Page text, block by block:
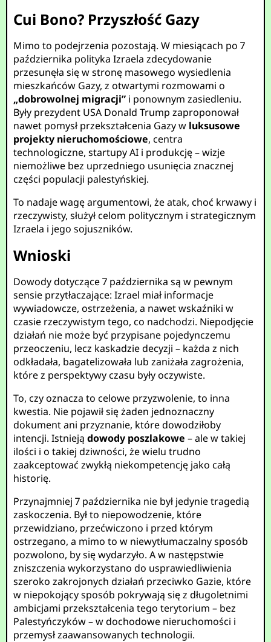
Cui Bono? Przyszłość Gazy
Mimo to podejrzenia pozostają. W miesiącach po 7
października polityka Izraela zdecydowanie
przesunęła się w stronę masowego wysiedlenia
mieszkańców Gazy, z otwartymi rozmowami o
„dobrowolnej migracji” i ponownym zasiedleniu.
Były prezydent USA Donald Trump zaproponował
nawet pomysł przekształcenia Gazy w luksusowe
projekty nieruchomościowe, centra
technologiczne, startupy AI i produkcję – wizje
niemożliwe bez uprzedniego usunięcia znacznej
części populacji palestyńskiej.
To nadaje wagę argumentowi, że atak, choć krwawy i
rzeczywisty, służył celom politycznym i strategicznym
Izraela i jego sojuszników.
Wnioski
Dowody dotyczące 7 października są w pewnym
sensie przytłaczające: Izrael miał informacje
wywiadowcze, ostrzeżenia, a nawet wskaźniki w
czasie rzeczywistym tego, co nadchodzi. Niepodjęcie
działań nie może być przypisane pojedynczemu
przeoczeniu, lecz kaskadzie decyzji – każda z nich
odkładała, bagatelizowała lub zaniżała zagrożenia,
które z perspektywy czasu były oczywiste.
To, czy oznacza to celowe przyzwolenie, to inna
kwestia. Nie pojawił się żaden jednoznaczny
dokument ani przyznanie, które dowodziłoby
intencji. Istniejądowody poszlakowe – ale w takiej
ilości i o takiej dziwności, że wielu trudno
zaakceptować zwykłą niekompetencję jako całą
historię.
Przynajmniej 7 października nie był jedynie tragedią
zaskoczenia. Był to niepowodzenie, które
przewidziano, przećwiczono i przed którym
ostrzegano, a mimo to w niewytłumaczalny sposób
pozwolono, by się wydarzyło. A w następstwie
zniszczenia wykorzystano do usprawiedliwienia
szeroko zakrojonych działań przeciwko Gazie, które
w niepokojący sposób pokrywają się z długoletnimi
ambicjami przekształcenia tego terytorium – bez
Palestyńczyków – w dochodowe nieruchomości i
przemysł zaawansowanych technologii.